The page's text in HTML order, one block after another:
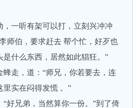
一听有架可以打，立刻兴冲冲
师伯，要求赶去 帮个忙，好歹也
是什么东西，居然如此猖狂。”
走，道：“师兄，你若要去，连
实在闷得发慌 。”
兄弟，当然算你一份。”到了倚